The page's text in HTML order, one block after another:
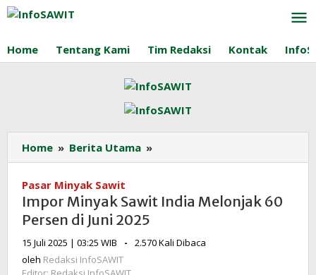
Lewati
Home
Tentang Kami Tim Redaksi Kontak
Home » Berita Utama »
Minyak
Melonjak
Persen
Pasar Minyak Sawit
Impor Minyak Sawit India Melonjak 60
Persen di Juni 2025
15 Juli 2025 | 03:25 WIB
oleh
Redaksi
InfoSAWIT
-
2.570 Kali Dibaca
oleh Redaksi InfoSAWIT